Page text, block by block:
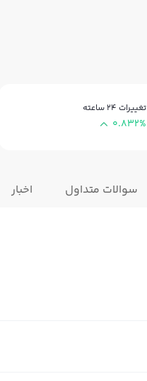
تغییرات ۲۴ ساعته
0.832%
سوالات متداول اخبار